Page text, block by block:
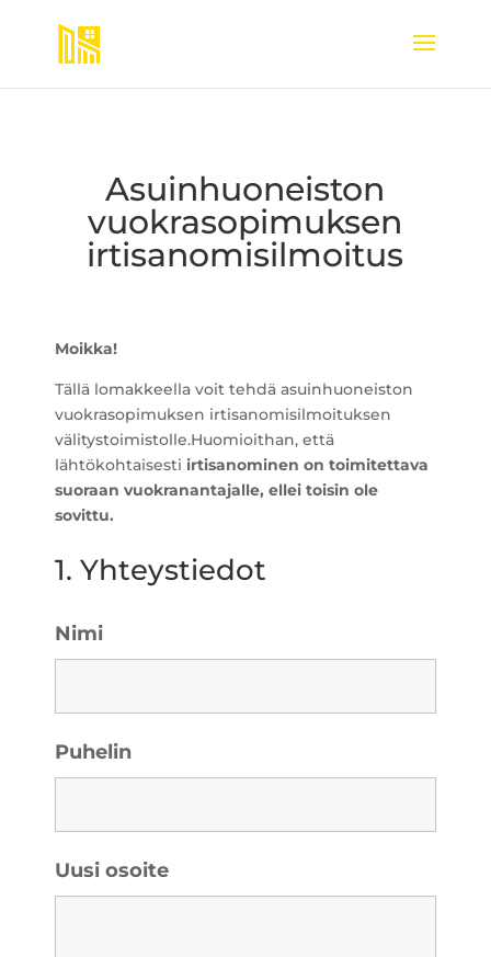
Asuinhuoneiston
vuokrasopimuksen
irtisanomisilmoitus
Moikka!
Tällä lomakkeella voit tehdä asuinhuoneiston
vuokrasopimuksen irtisanomisilmoituksen
välitystoimistolle.Huomioithan, että
lähtökohtaisesti irtisanominen on toimitettava
suoraan vuokranantajalle, ellei toisin ole
sovittu.
1. Yhteystiedot
Nimi
Puhelin
Uusi osoite